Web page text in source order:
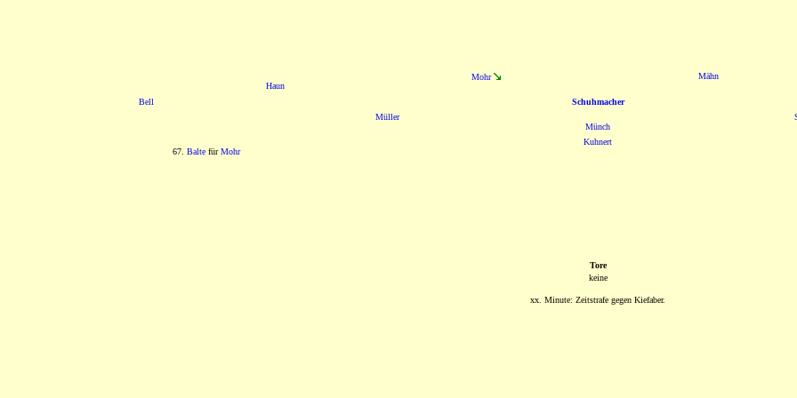
Haun
Mohr
Mähn
Bell
Schuhmacher
Müller
Münch
67. Balte fürMohr
Kuhnert
Tore
keine
xx. Minute: Zeitstrafe gegen Kiefaber.